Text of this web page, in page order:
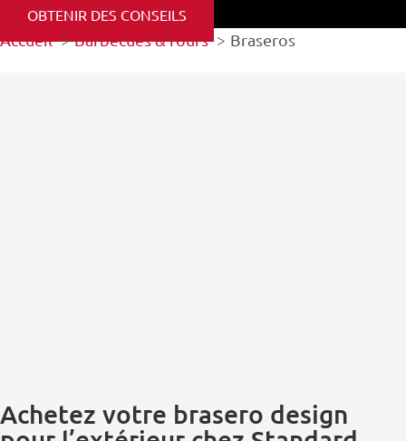
OBTENIR DES CONSEILS
Accueil Barbecues & fours Braseros
Achetez votre brasero design